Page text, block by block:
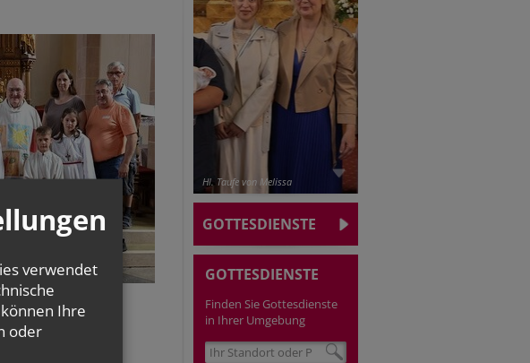
Hl. Taufe von Melissa
GOTTESDIENSTE
GOTTESDIENSTE
Finden Sie Gottesdienste
in Ihrer Umgebung
verwendet
Ihre
oder